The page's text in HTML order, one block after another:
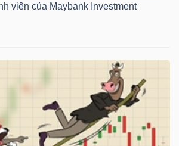
viên của Maybank Investment